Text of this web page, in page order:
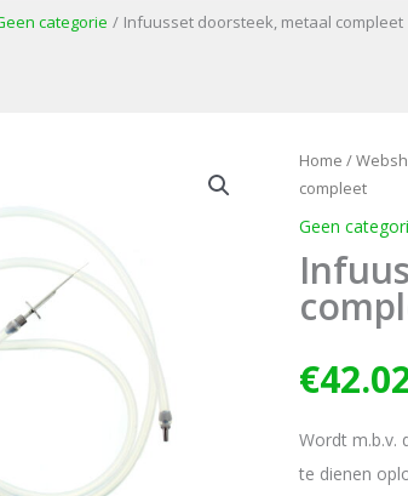
categorie Infuusset doorsteek, metaal compleet
Home /
compleet
Geen
€
Wordt m.b.v.
te dienen